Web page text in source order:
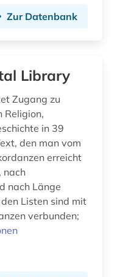
(1) Zur Datenbank
Library
Zugang zu
Religion,
in 39
nach
nach Länge
Listen sind mit
verbunden;